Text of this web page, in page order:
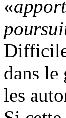
«
Difficile
dans le
les